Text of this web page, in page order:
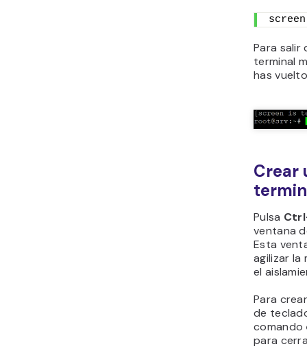
Para salir
terminal
has
Crear
Pulsa
ventana
Esta
agilizar la
el
Para
de
comando
para